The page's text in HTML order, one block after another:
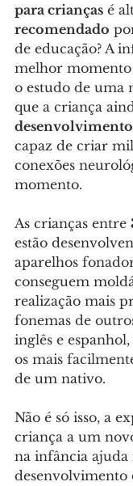
para crianças é
recomendado
de educação? A
melhor
o estudo de uma
que a criança
desenvolvimento
capaz de criar
conexões
momento.
As crianças entre
estão
aparelhos
conseguem
realização mais
fonemas de
inglês e
os mais
de um nativo.
Não é só isso, a
criança a um
na infância ajuda
desenvolvimento